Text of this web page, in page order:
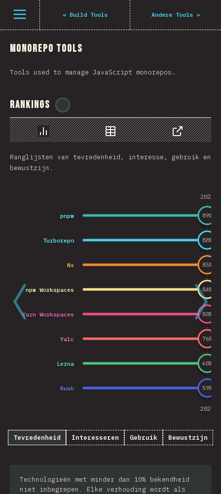
Open menu « Build Tools Andere Tools »
Monorepo Tools
Tools used to manage JavaScript monorepos.
Rankings
Chart Data
Share
Ranglijsten van tevredenheid, interesse, gebruik en
bewustzijn.
2021
2021
Rush
Turborepo
Yarn Workspaces
Yalc
Lerna
npm Workspaces
pnpm
Nx
59%
88%
80%
76%
60%
84%
89%
85%
Tevredenheid Interesseren Gebruik Bewustzijn
Technologieën met minder dan 10% bekendheid
niet inbegrepen. Elke verhouding wordt als
Navigated to The State of JS 2021